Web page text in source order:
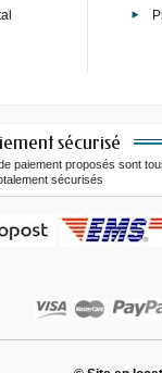
sécurisé
paiement proposés sont
sécurisés